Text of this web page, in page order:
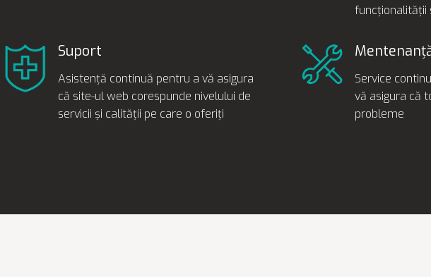
funcționalității
Suport
Asistență continuă pentru a vă asigura
că site-ul web corespunde nivelului de
servicii și calității pe care o oferiți
Service
vă asigura că
probleme